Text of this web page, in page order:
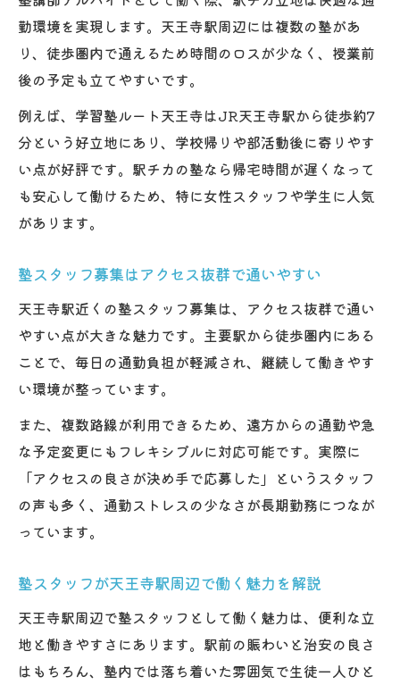
勤環境を実現します。天王寺駅周辺には複数の塾があ
り、徒歩圏内で通えるため時間のロスが少なく、授業前
後の予定も立てやすいです。
例えば、学習塾ルート天王寺はJR天王寺駅から徒歩約7
分という好立地にあり、学校帰りや部活動後に寄りやす
い点が好評です。駅チカの塾なら帰宅時間が遅くなって
も安心して働けるため、特に女性スタッフや学生に人気
があります。
塾スタッフ募集はアクセス抜群で通いやすい
天王寺駅近くの塾スタッフ募集は、アクセス抜群で通い
やすい点が大きな魅力です。主要駅から徒歩圏内にある
ことで、毎日の通勤負担が軽減され、継続して働きやす
い環境が整っています。
また、複数路線が利用できるため、遠方からの通勤や急
な予定変更にもフレキシブルに対応可能です。実際に
「アクセスの良さが決め手で応募した」というスタッフ
の声も多く、通勤ストレスの少なさが長期勤務につなが
っています。
塾スタッフが天王寺駅周辺で働く魅力を解説
天王寺駅周辺で塾スタッフとして働く魅力は、便利な立
地と働きやすさにあります。駅前の賑わいと治安の良さ
はもちろん、塾内では落ち着いた雰囲気で生徒一人ひと